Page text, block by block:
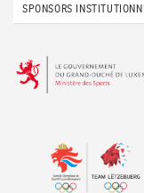
SPONSORS